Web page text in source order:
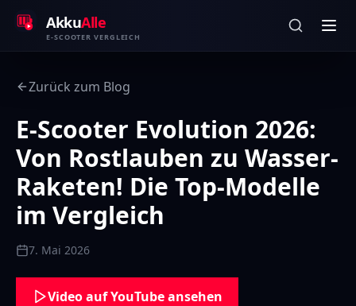
AkkuAlle
E-SCOOTER VERGLEICH
Zurück zum Blog
E-Scooter Evolution 2026:
Von Rostlauben zu Wasser-
Raketen! Die Top-Modelle
im Vergleich
7. Mai 2026
Video auf YouTube ansehen